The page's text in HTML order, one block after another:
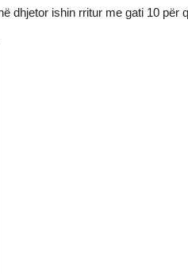
dhjetor ishin rritur me gati 10 për